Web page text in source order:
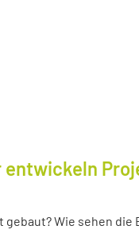
entwickeln
Wie sehen die